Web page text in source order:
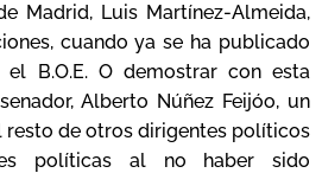
Madrid, Luis Martínez-Almeida,
cuando ya se ha publicado
B.O.E. O demostrar con esta
Alberto Núñez Feijóo, un
resto de otros dirigentes políticos
políticas al no haber sido